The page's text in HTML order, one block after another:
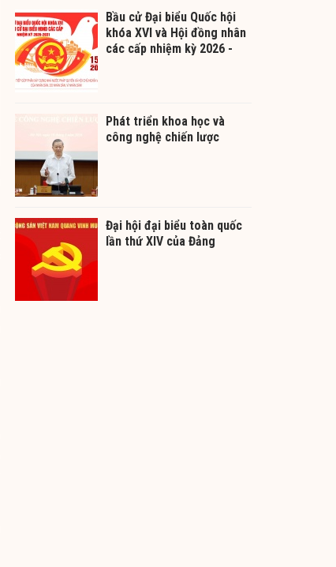
Bầu cử Đại biểu Quốc hội
khóa XVI và Hội đồng nhân
các cấp nhiệm kỳ 2026 -
Phát triển khoa học và
công nghệ chiến lược
Đại hội đại biểu toàn quốc
lần thứ XIV của Đảng